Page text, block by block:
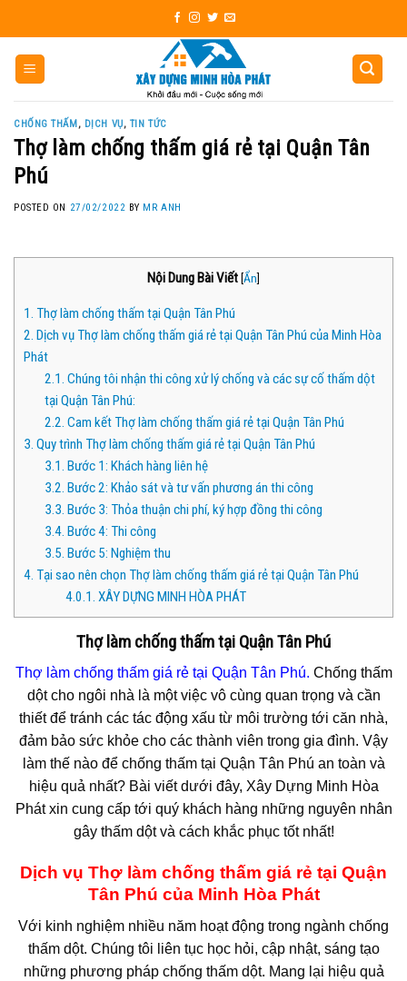
to
content
CHỐNG THẤM, DỊCH VỤ, TIN TỨC
Thợ làm chống thấm giá rẻ tại Quận Tân
Phú
POSTED ON 27/02/2022 BY MR ANH
Nội Dung Bài Viết[Ẩn]
1. Thợ làm chống thấm tại Quận Tân Phú
2. Dịch vụ Thợ làm chống thấm giá rẻ tại Quận Tân Phú của Minh Hòa
Phát
2.1. Chúng tôi nhận thi công xử lý chống và các sự cố thấm dột
tại Quận Tân Phú:
2.2. Cam kết Thợ làm chống thấm giá rẻ tại Quận Tân Phú
3. Quy trình Thợ làm chống thấm giá rẻ tại Quận Tân Phú
3.1. Bước 1: Khách hàng liên hệ
3.2. Bước 2: Khảo sát và tư vấn phương án thi công
3.3. Bước 3: Thỏa thuận chi phí, ký hợp đồng thi công
3.4. Bước 4: Thi công
3.5. Bước 5: Nghiệm thu
4. Tại sao nên chọn Thợ làm chống thấm giá rẻ tại Quận Tân Phú
4.0.1. XÂY DỰNG MINH HÒA PHÁT
Thợ làm chống thấm tại Quận Tân Phú
Thợ làm chống thấm giá rẻ tại Quận Tân Phú. Chống thấm
dột cho ngôi nhà là một việc vô cùng quan trọng và cần
thiết để tránh các tác động xấu từ môi trường tới căn nhà,
đảm bảo sức khỏe cho các thành viên trong gia đình. Vậy
làm thế nào để chống thấm tại Quận Tân Phú an toàn và
hiệu quả nhất? Bài viết dưới đây, Xây Dựng Minh Hòa
Phát xin cung cấp tới quý khách hàng những nguyên nhân
gây thấm dột và cách khắc phục tốt nhất!
Dịch vụ Thợ làm chống thấm giá rẻ tại Quận
Tân Phú của Minh Hòa Phát
Với kinh nghiệm nhiều năm hoạt động trong ngành chống
thấm dột. Chúng tôi liên tục học hỏi, cập nhật, sáng tạo
những phương pháp chống thấm dột. Mang lại hiệu quả